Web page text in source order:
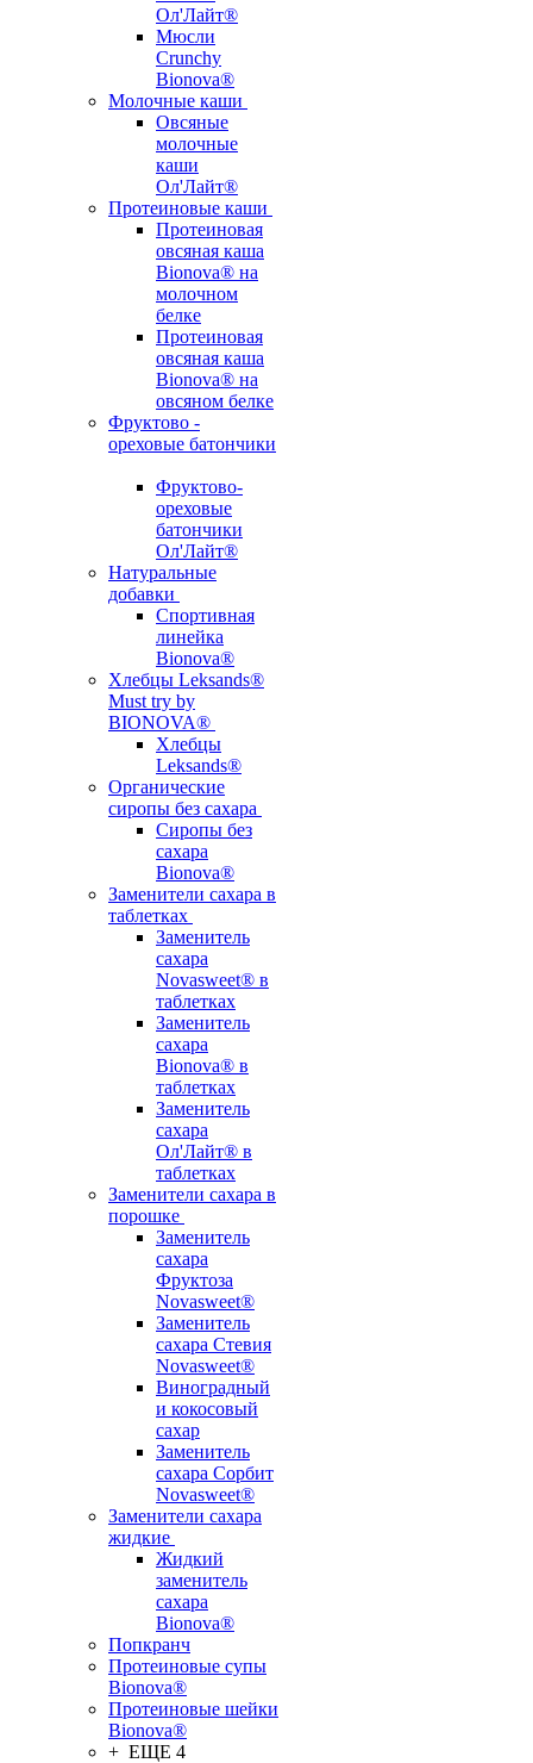
Ол'Лайт®
Мюсли
Crunchy
Bionova®
Молочные каши
Овсяные
молочные
каши
Ол'Лайт®
Протеиновые каши
Протеиновая
овсяная каша
Bionova® на
молочном
белке
Протеиновая
овсяная каша
Bionova® на
овсяном белке
Фруктово -
ореховые батончики
Фруктово-
ореховые
батончики
Ол'Лайт®
Натуральные
добавки
Спортивная
линейка
Bionova®
Хлебцы Leksands®
Must try by
BIONOVA®
Хлебцы
Leksands®
Органические
сиропы без сахара
Сиропы без
сахара
Bionova®
Заменители сахара в
таблетках
Заменитель
сахара
Novasweet® в
таблетках
Заменитель
сахара
Bionova® в
таблетках
Заменитель
сахара
Ол'Лайт® в
таблетках
Заменители сахара в
порошке
Заменитель
сахара
Фруктоза
Novasweet®
Заменитель
сахара Стевия
Novasweet®
Виноградный
и кокосовый
сахар
Заменитель
сахара Сорбит
Novasweet®
Заменители сахара
жидкие
Жидкий
заменитель
сахара
Bionova®
Попкранч
Протеиновые супы
Bionova®
Протеиновые шейки
Bionova®
+ ЕЩЕ 4